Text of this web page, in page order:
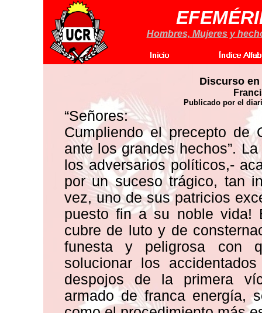
Hombres, Mujeres y
Discurso
Publicado por el
“Señores:
Cumpliendo el precepto de
ante los grandes hechos”.
los adversarios políticos,-
por un suceso trágico, tan
vez, uno de sus patricios
puesto fin a su noble vida!
cubre de luto y de
funesta y peligrosa con
solucionar los
despojos de la primera
armado de franca energía,